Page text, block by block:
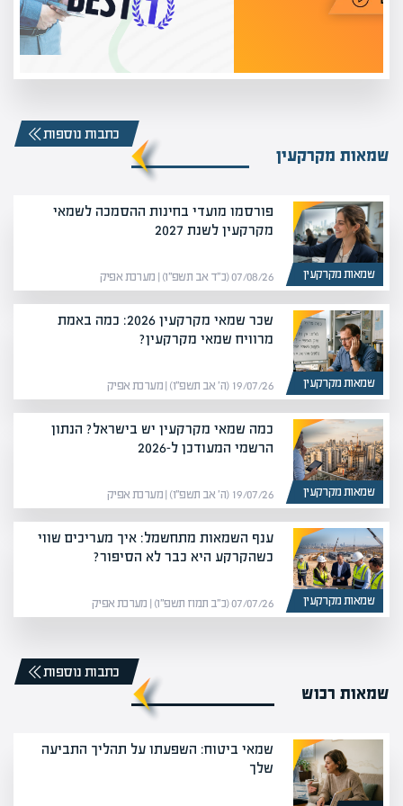
שמאות מקרקעין
כתבות נוספות
שמאות מקרקעין
פורסמו מועדי בחינות ההסמכה לשמאי
מקרקעין לשנת 2027
07/08/26 (כ״ד אב תשפ״ו) | מערכת אפיק
שמאות מקרקעין
שכר שמאי מקרקעין 2026: כמה באמת
מרוויח שמאי מקרקעין?
19/07/26 (ה׳ אב תשפ״ו) | מערכת אפיק
שמאות מקרקעין
כמה שמאי מקרקעין יש בישראל? הנתון
הרשמי המעודכן ל-2026
19/07/26 (ה׳ אב תשפ״ו) | מערכת אפיק
שמאות מקרקעין
ענף השמאות מתחשמל: איך מעריכים שווי
כשהקרקע היא כבר לא הסיפור?
07/07/26 (כ״ב תמוז תשפ״ו) | מערכת אפיק
שמאות רכוש
כתבות נוספות
שמאי ביטוח: השפעתו על תהליך התביעה
שלך